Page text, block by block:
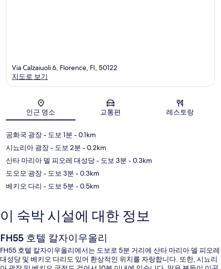
지도
Via Calzaiuoli 6, Florence, FI, 50122
지도로 보기
인근 명소 교통편 레스토랑
공화국 광장- 도보 1분 - 0.1km
시뇨리아 광장- 도보 2분 - 0.2km
산타 마리아 델 피오레 대성당- 도보 3분 - 0.3km
도오모 광장- 도보 3분 - 0.3km
베키오 다리 - 도보 5분 - 0.5km
이 숙박 시설에 대한 정보
FH55 호텔 칼자이우올리
FH55 호텔 칼자이우올리에서는 도보로 5분 거리에 산타 마리아 델 피오레
대성당 및 베키오 다리도 있어 환상적인 위치를 자랑합니다. 또한, 시뇨리